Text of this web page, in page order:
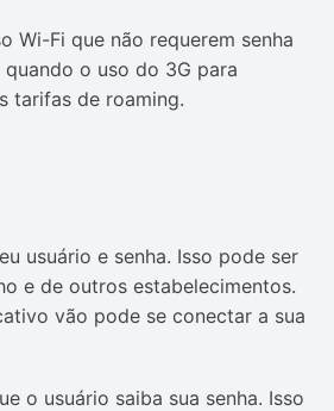
Wi-Fi que não requerem senha
o uso do 3G para
tarifas de roaming.
usuário e senha. Isso pode ser
e de outros estabelecimentos.
vão pode se conectar a sua
o usuário saiba sua senha. Isso